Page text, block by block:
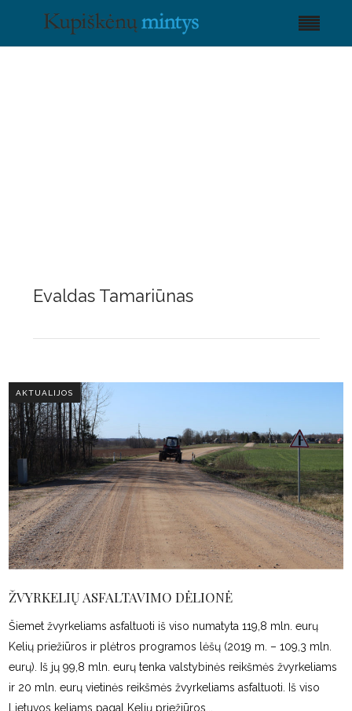
Evaldas Tamariūnas
AKTUALIJOS
ŽVYRKELIŲ ASFALTAVIMO DĖLIONĖ
Šiemet žvyrkeliams asfaltuoti iš viso numatyta 119,8 mln. eurų
Kelių priežiūros ir plėtros programos lėšų (2019 m. – 109,3 mln.
eurų). Iš jų 99,8 mln. eurų tenka valstybinės reikšmės žvyrkeliams
ir 20 mln. eurų vietinės reikšmės žvyrkeliams asfaltuoti. Iš viso
Lietuvos keliams pagal Kelių priežiūros